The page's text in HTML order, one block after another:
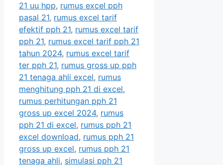
21 uu hpp, rumus excel pph
pasal 21, rumus excel tarif
efektif pph 21, rumus excel tarif
pph 21, rumus excel tarif pph 21
tahun 2024, rumus excel tarif
ter pph 21, rumus gross up pph
21 tenaga ahli excel, rumus
menghitung pph 21 di excel,
rumus perhitungan pph 21
gross up excel 2024, rumus
pph 21 di excel, rumus pph 21
excel download, rumus pph 21
gross up excel, rumus pph 21
tenaga ahli, simulasi pph 21